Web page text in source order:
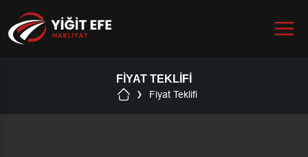
Menu
FIYAT TEKLIFI
Fiyat Teklifi